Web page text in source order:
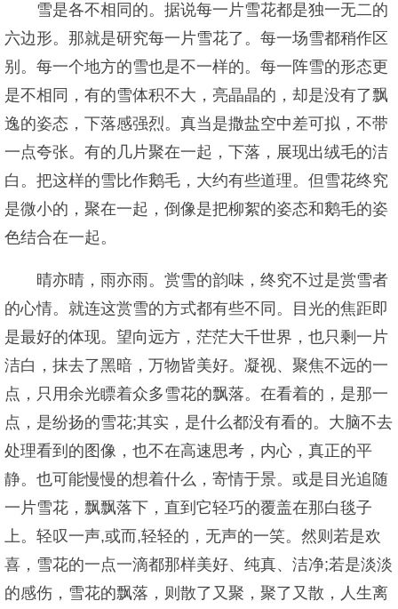
雪是各不相同的。据说每一片雪花都是独一无二的
六边形。那就是研究每一片雪花了。每一场雪都稍作区
别。每一个地方的雪也是不一样的。每一阵雪的形态更
是不相同，有的雪体积不大，亮晶晶的，却是没有了飘
逸的姿态，下落感强烈。真当是撒盐空中差可拟，不带
一点夸张。有的几片聚在一起，下落，展现出绒毛的洁
白。把这样的雪比作鹅毛，大约有些道理。但雪花终究
是微小的，聚在一起，倒像是把柳絮的姿态和鹅毛的姿
色结合在一起。
晴亦晴，雨亦雨。赏雪的韵味，终究不过是赏雪者
的心情。就连这赏雪的方式都有些不同。目光的焦距即
是最好的体现。望向远方，茫茫大千世界，也只剩一片
洁白，抹去了黑暗，万物皆美好。凝视、聚焦不远的一
点，只用余光瞟着众多雪花的飘落。在看着的，是那一
点，是纷扬的雪花;其实，是什么都没有看的。大脑不去
处理看到的图像，也不在高速思考，内心，真正的平
静。也可能慢慢的想着什么，寄情于景。或是目光追随
一片雪花，飘飘落下，直到它轻巧的覆盖在那白毯子
上。轻叹一声,或而,轻轻的，无声的一笑。然则若是欢
喜，雪花的一点一滴都那样美好、纯真、洁净;若是淡淡
的感伤，雪花的飘落，则散了又聚，聚了又散，人生离